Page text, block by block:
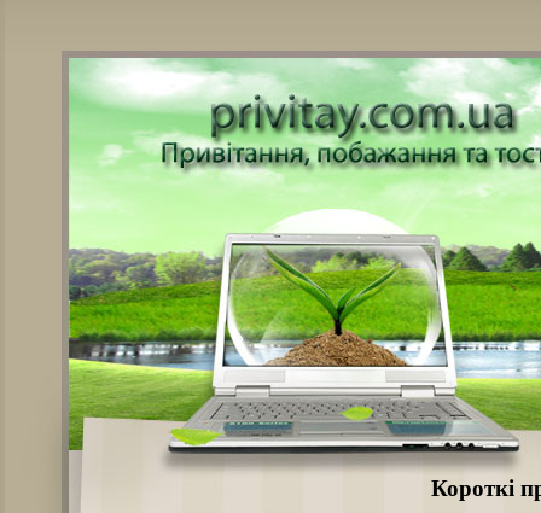
Короткі